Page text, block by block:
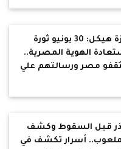
عزة هيكل: 30 يونيو ثورة
الهوية المصرية..
مصر ورسالتهم علي
قبل السقوط وكشف
أسرار تكشف في